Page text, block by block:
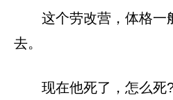
这个劳改营，体格一
去。
现在他死了，怎么死